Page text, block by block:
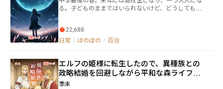
る。子どものままではいられないけど、どうしても大
友だち、先輩である私を敬ってくれない後輩たち、さ
まざまな人たちとの出会いがたくさんの思い出を作っ
22,688
日常 / ほのぼの / 百合
エルフの姫様に転生したので、異種族との
政略結婚を回避しながら平和な森ライフを
目指します
季未